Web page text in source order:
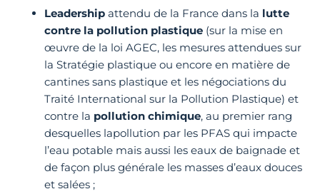
Leadership attendu de la France dans la lutte
contre la pollution plastique (sur la mise en
œuvre de la loi AGEC, les mesures attendues sur
la Stratégie plastique ou encore en matière de
cantines sans plastique et les négociations du
Traité International sur la Pollution Plastique) et
contre la pollution chimique, au premier rang
desquelles lapollution par les PFAS qui impacte
l’eau potable mais aussi les eaux de baignade et
de façon plus générale les masses d’eaux douces
et salées ;